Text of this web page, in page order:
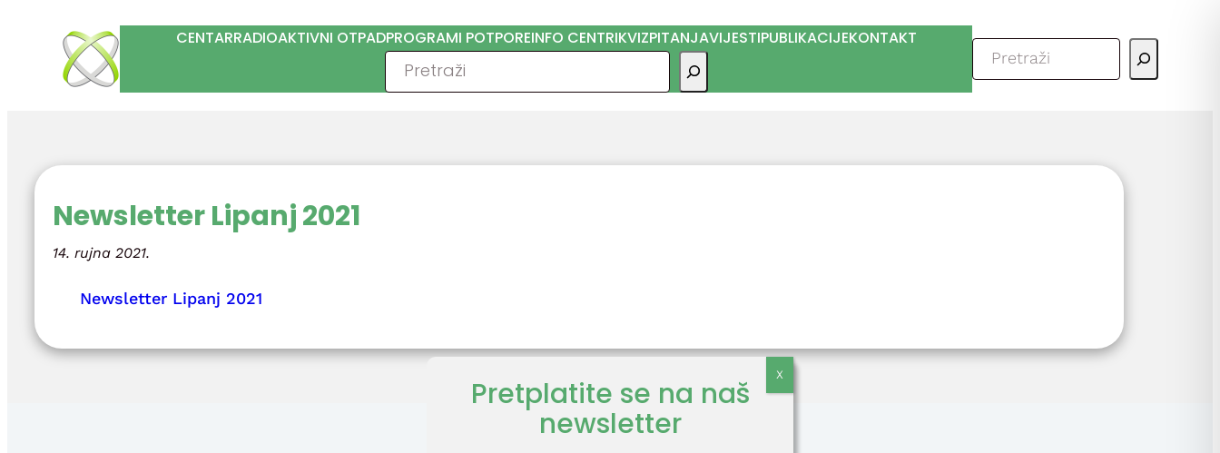
sadržaja
CENTARRADIOAKTIVNI OTPADPROGRAMI POTPOREINFO CENTRIKVIZPITANJAVIJESTIPUBLIKACIJEKONTAKT
Pretraga
Newsletter Lipanj 2021
14. rujna 2021.
Newsletter Lipanj 2021
Pretplatite se na naš
newsletter